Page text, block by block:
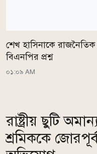
শেখ হাসিনাকে
বিএনপির প্রশ্ন
০১:০৯ AM
রাষ্ট্রীয় ছুটি
শ্রমিককে